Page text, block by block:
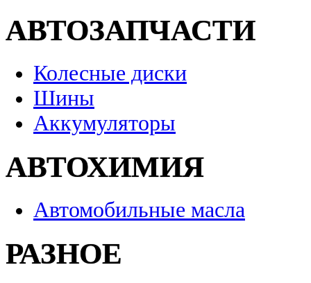
АВТОЗАПЧАСТИ
Колесные диски
Шины
Аккумуляторы
АВТОХИМИЯ
Автомобильные масла
РАЗНОЕ